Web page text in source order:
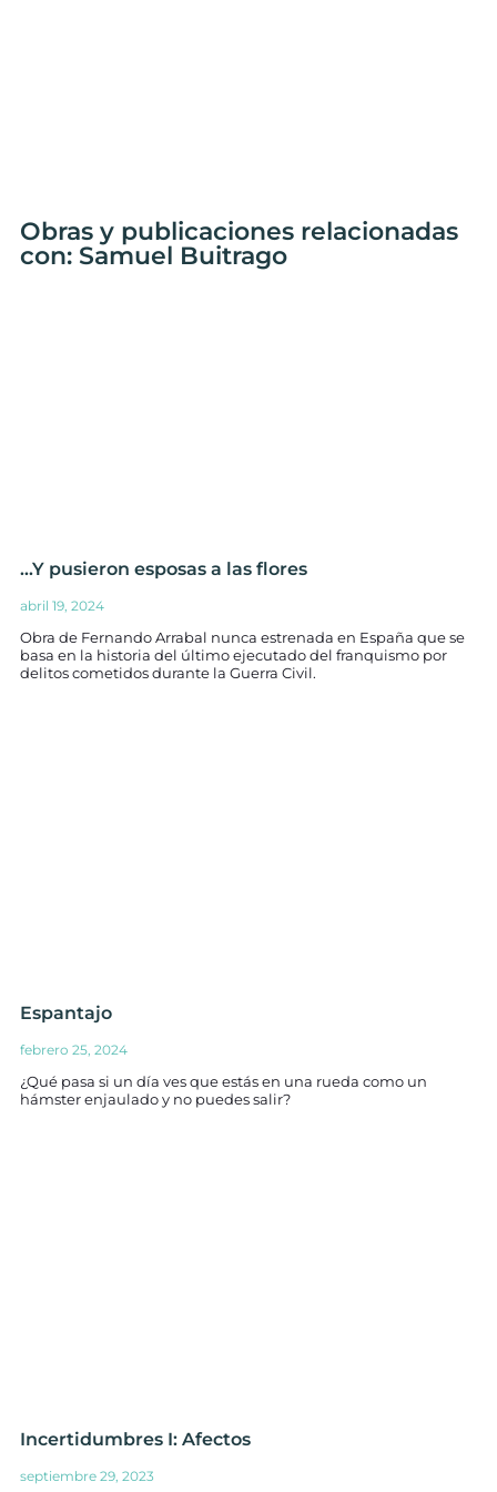
Obras y publicaciones relacionadas
con: Samuel Buitrago
…Y pusieron esposas a las flores
abril 19, 2024
Obra de Fernando Arrabal nunca estrenada en España que se
basa en la historia del último ejecutado del franquismo por
delitos cometidos durante la Guerra Civil.
Espantajo
febrero 25, 2024
¿Qué pasa si un día ves que estás en una rueda como un
hámster enjaulado y no puedes salir?
Incertidumbres I: Afectos
septiembre 29, 2023